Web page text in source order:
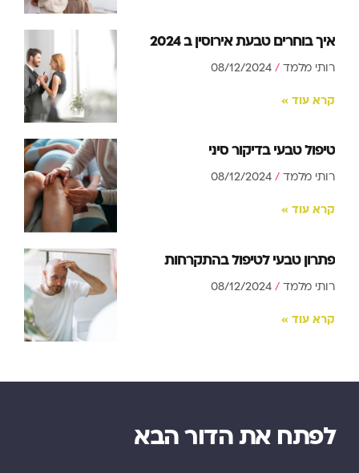
איך בוחרים טבעת אירוסין ב 2024
רותי מלמד
קרא עוד »
טיפול טבעי בדיקור סיני
רותי מלמד
קרא עוד »
פתרון טבעי לטיפול בהתקרחות
רותי מלמד
קרא עוד »
לפתח את הדור הבא